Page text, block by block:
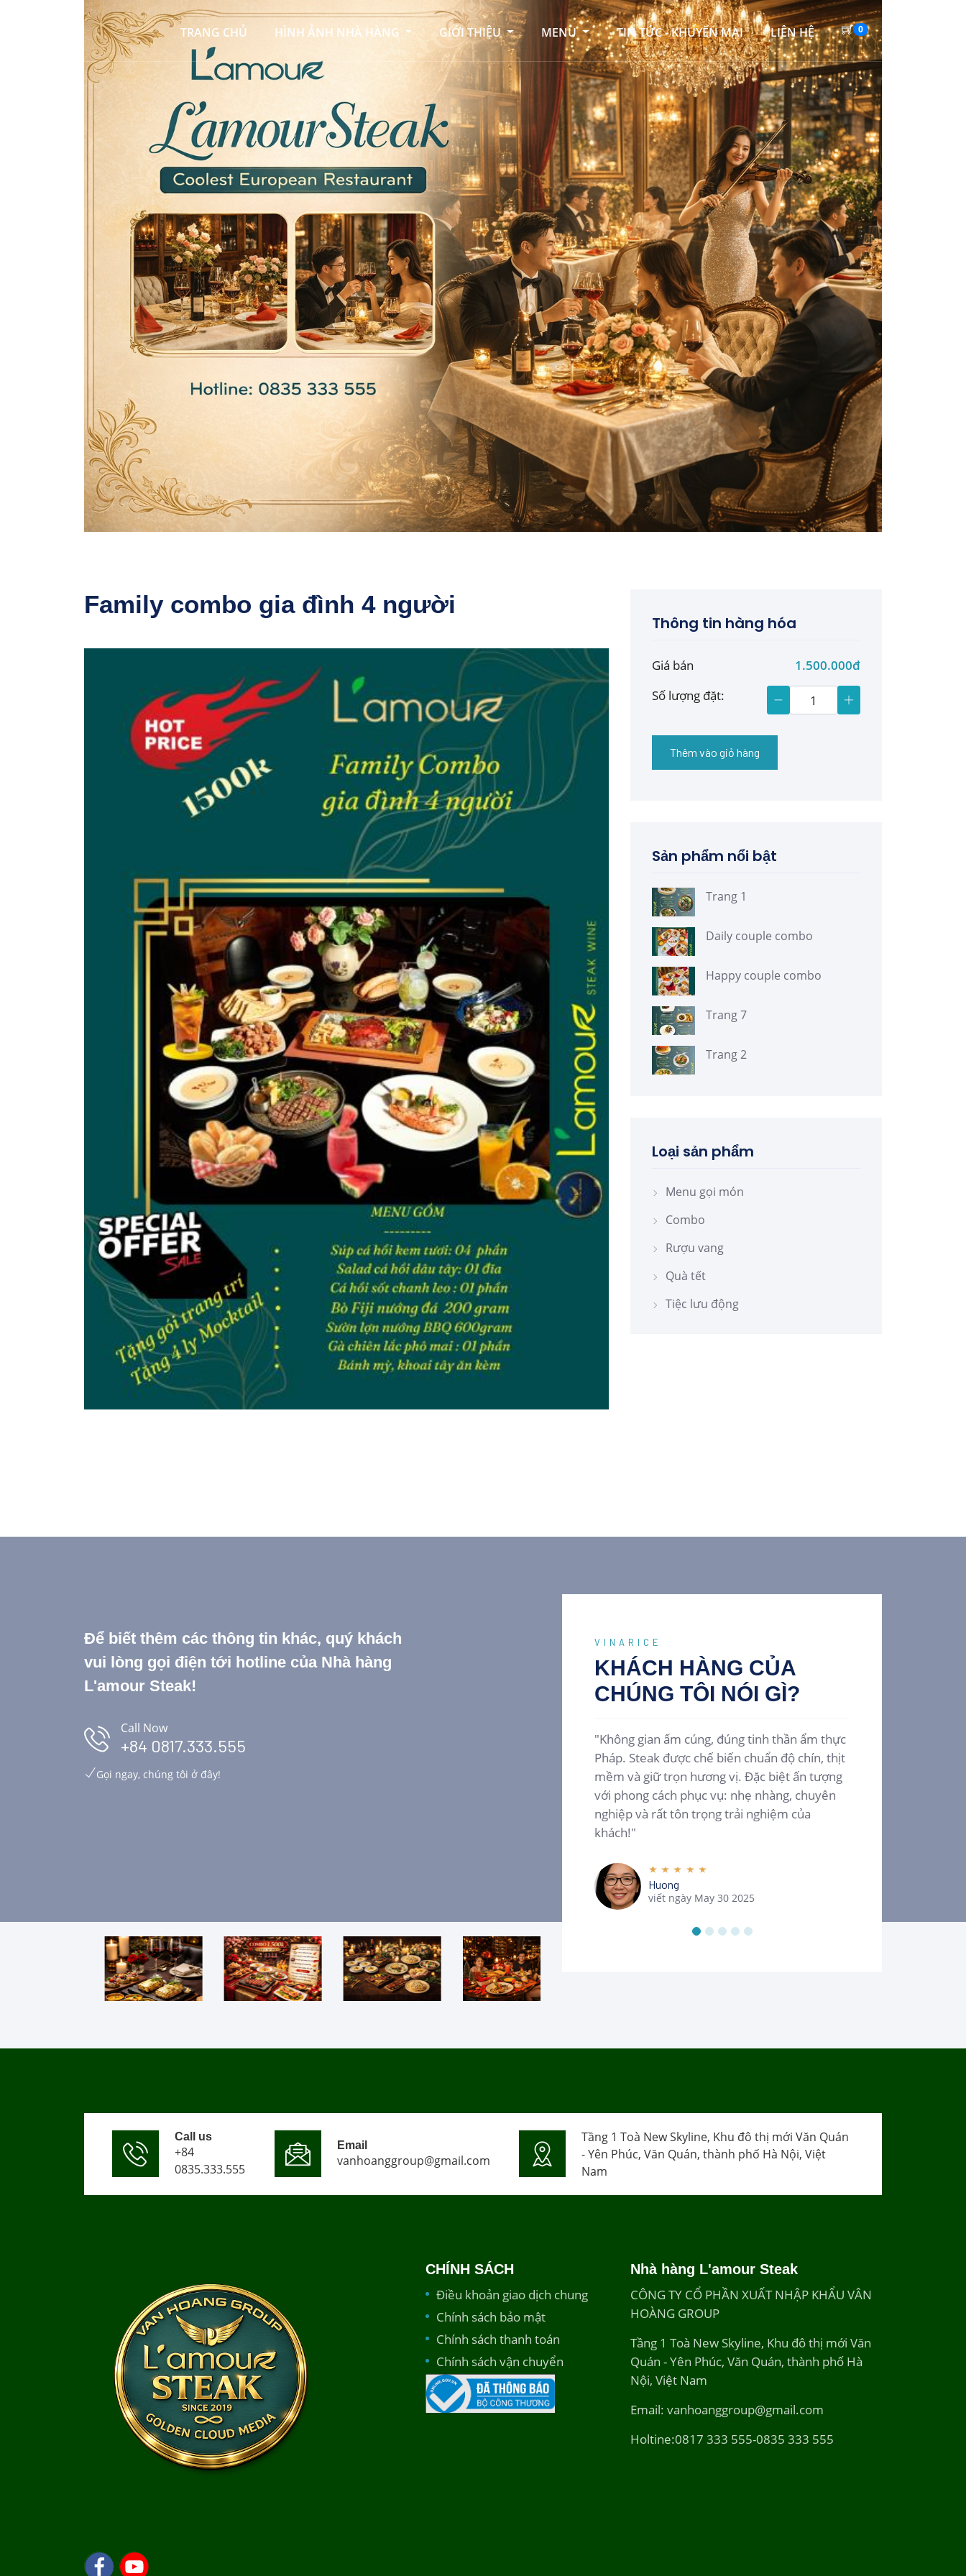
TRANG CHỦ HÌNH ẢNH NHÀ HÀNG GIỚI THIỆU MENU TIN TỨC - KHUYẾN MẠI LIÊN HỆ 0
Family combo gia đình 4 người
Thông tin hàng hóa
Giá bán
1.500.000đ
Số lượng đặt:
Thêm vào giỏ hàng
Sản phẩm nổi bật
Trang 1
Daily couple combo
Happy couple combo
Trang 7
Trang 2
Loại sản phẩm
Menu gọi món
Combo
Rượu vang
Quà tết
Tiệc lưu động
Để biết thêm các thông tin khác, quý khách
vui lòng gọi điện tới hotline của Nhà hàng
L'amour Steak!
Call Now
+84 0817.333.555
Gọi ngay, chúng tôi ở đây!
VINARICE
KHÁCH HÀNG CỦA
CHÚNG TÔI NÓI GÌ?
Tôi đánh giá cao sự ổn định về chất lượng
món ăn cũng như thái độ phục vụ. Không phô
trương, không vội vàng – mọi thứ diễn ra vừa
"Không gian ấm cúng, đúng tinh thần ẩm thực
Pháp. Steak được chế biến chuẩn độ chín, thịt
mềm và giữ trọn hương vị. Đặc biệt ấn tượng
với phong cách phục vụ: nhẹ nhàng, chuyên
nghiệp và rất tôn trọng trải nghiệm của
khách!"
Huong
viết ngày May 30 2025
Call us
+84
0835.333.555
Email
vanhoanggroup@gmail.com
Tầng 1 Toà New Skyline, Khu đô thị mới Văn Quán
- Yên Phúc, Văn Quán, thành phố Hà Nội, Việt
Nam
CHÍNH SÁCH
Điều khoản giao dịch chung
Chính sách bảo mật
Chính sách thanh toán
Chính sách vận chuyển
Nhà hàng L'amour Steak
CÔNG TY CỔ PHẦN XUẤT NHẬP KHẨU VÂN
HOÀNG GROUP
Tầng 1 Toà New Skyline, Khu đô thị mới Văn
Quán - Yên Phúc, Văn Quán, thành phố Hà
Nội, Việt Nam
Email: vanhoanggroup@gmail.com
Holtine:0817 333 555-0835 333 555